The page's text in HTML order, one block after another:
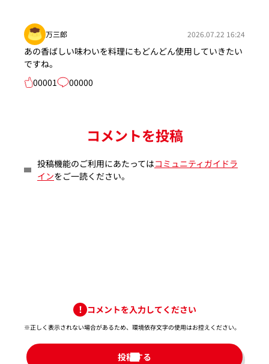
万三郎 2026.07.22 16:24
あの香ばしい味わいを料理にもどんどん使用していきたい
ですね。
00001
00000
コメントを投稿
投稿機能のご利用にあたってはコミュニティガイドラ
インをご一読ください。
コメントを入力してください
※正しく表示されない場合があるため、環境依存文字の使用はお控えください。​
投稿する